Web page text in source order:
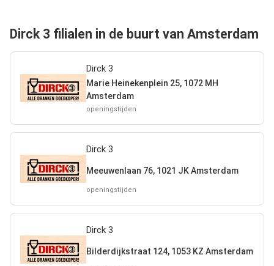
Dirck 3 filialen in de buurt van Amsterdam
Dirck 3
Marie Heinekenplein 25, 1072 MH
Amsterdam
openingstijden
Dirck 3
Meeuwenlaan 76, 1021 JK Amsterdam
openingstijden
Dirck 3
Bilderdijkstraat 124, 1053 KZ Amsterdam